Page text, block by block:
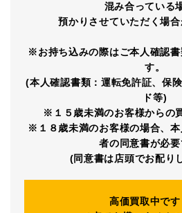
混み合っている
預かりさせていただく場合
※お持ち込みの際はご本人確認書
す。
(本人確認書類：運転免許証、保
ド等)
※１５歳未満のお客様からの
※１８歳未満のお客様の場合、
者の同意書が必要
(同意書は店頭でお配り
高価買取中です